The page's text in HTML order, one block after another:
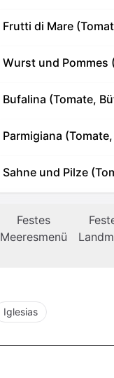
Frutti di Mare
Wurst und Pommes
Bufalina (Tomate,
Parmigiana
Sahne und Pilze
Festes
Meeresmenü
Iglesias